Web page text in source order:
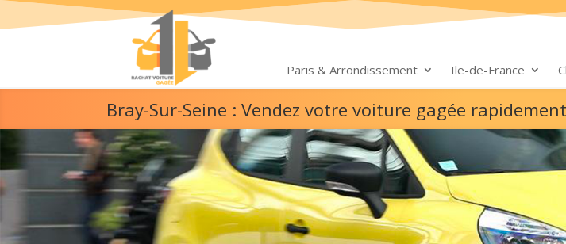
Paris & Arrondissement Ile-de-France
Bray-Sur-Seine : Vendez votre voiture gagée